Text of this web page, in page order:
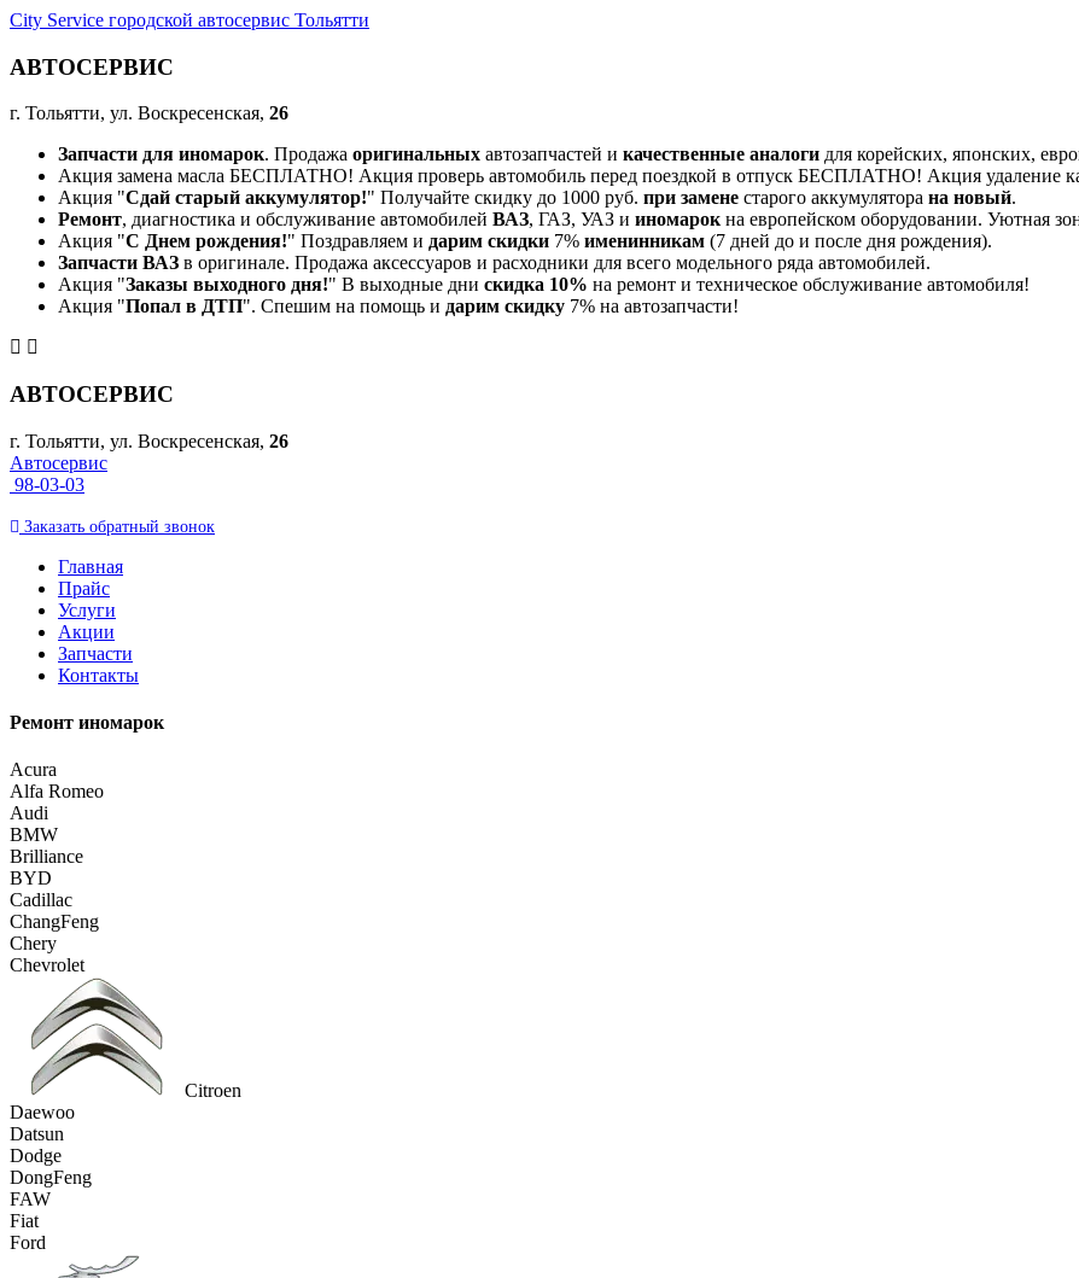
City Service городской автосервис Тольятти
АВТОСЕРВИС
г. Тольятти, ул. Воскресенская, 26
Запчасти для иномарок. Продажа оригинальных автозапчастей и качественные аналоги для корейских, японских,
Акция замена масла БЕСПЛАТНО! Акция проверь автомобиль перед поездкой в отпуск БЕСПЛАТНО! Акция удаление
Акция "Сдай старый аккумулятор!" Получайте скидку до 1000 руб. при замене старого аккумулятора на новый.
Ремонт, диагностика и обслуживание автомобилей ВАЗ, ГАЗ, УАЗ и иномарокна европейском оборудовании. Уютная
Акция "С Днем рождения!" Поздравляем и дарим скидки 7% именинникам (7 дней до и после дня рождения).
Запчасти ВАЗ в оригинале. Продажа аксессуаров и расходники для всего модельного ряда автомобилей.
Акция "Заказы выходного дня!" В выходные дни скидка 10% на ремонт и техническое обслуживание автомобиля!
Акция "Попал в ДТП". Спешим на помощь и дарим скидку 7% на автозапчасти!
АВТОСЕРВИС
г. Тольятти, ул. Воскресенская, 26
Автосервис
98-03-03
Заказать обратный звонок
Главная
Прайс
Услуги
Акции
Запчасти
Контакты
Ремонт иномарок
Acura
Alfa Romeo
Audi
BMW
Brilliance
BYD
Cadillac
ChangFeng
Chery
Chevrolet
Citroen
Daewoo
Datsun
Dodge
DongFeng
FAW
Fiat
Ford